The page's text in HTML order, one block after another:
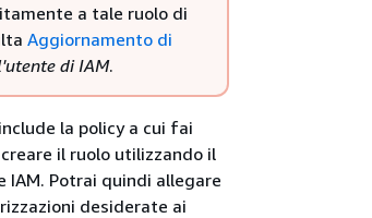
a tale ruolo di
Aggiornamento di
di IAM.
la policy a cui fai
il ruolo utilizzando il
IAM. Potrai quindi allegare
desiderate ai